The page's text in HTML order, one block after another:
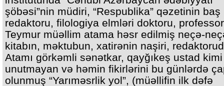
şöbəsi”nin müdiri, “Respublika” qəzetinin baş
redaktoru, filologiya elmləri doktoru, professor
Teymur müəllim atama həsr edilmiş neçə-
kitabın, məktubun, xatirənin naşiri,
Atamı görkəmli sənətkar, qayğıkeş ustad kimi
unutmayan və həmin fikirlərini bu günlərdə
olunmuş “Yarıməsrlik yol”, (müəllifin ilk dəfə